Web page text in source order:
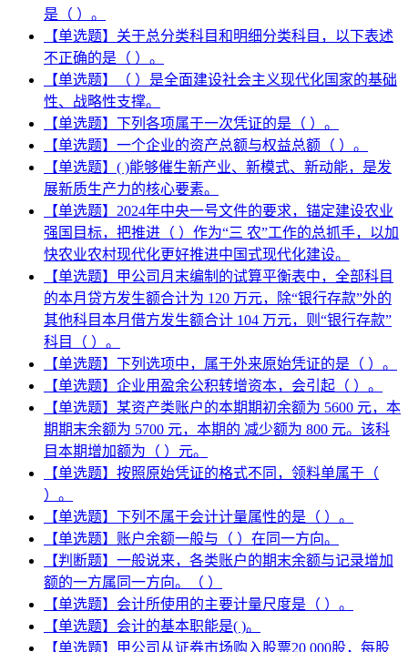
是（ ）。
【单选题】关于总分类科目和明细分类科目，以下表述
不正确的是（ ）。
【单选题】（ ）是全面建设社会主义现代化国家的基础
性、战略性支撑。
【单选题】下列各项属于一次凭证的是（ ）。
【单选题】一个企业的资产总额与权益总额（ ）。
【单选题】( )能够催生新产业、新模式、新动能，是发
展新质生产力的核心要素。
【单选题】2024年中央一号文件的要求，锚定建设农业
强国目标，把推进（ ）作为“三 农”工作的总抓手，以加
快农业农村现代化更好推进中国式现代化建设。
【单选题】甲公司月末编制的试算平衡表中，全部科目
的本月贷方发生额合计为 120 万元，除“银行存款”外的
其他科目本月借方发生额合计 104 万元，则“银行存款”
科目（ ）。
【单选题】下列选项中，属于外来原始凭证的是（ ）。
【单选题】企业用盈余公积转增资本，会引起（ ）。
【单选题】某资产类账户的本期期初余额为 5600 元，本
期期末余额为 5700 元，本期的 减少额为 800 元。该科
目本期增加额为（ ）元。
【单选题】按照原始凭证的格式不同，领料单属于（
）。
【单选题】下列不属于会计计量属性的是（ ）。
【单选题】账户余额一般与（ ）在同一方向。
【判断题】一般说来，各类账户的期末余额与记录增加
额的一方属同一方向。（ ）
【单选题】会计所使用的主要计量尺度是（ ）。
【单选题】会计的基本职能是( )。
【单选题】甲公司从证券市场购入股票20 000股，每股